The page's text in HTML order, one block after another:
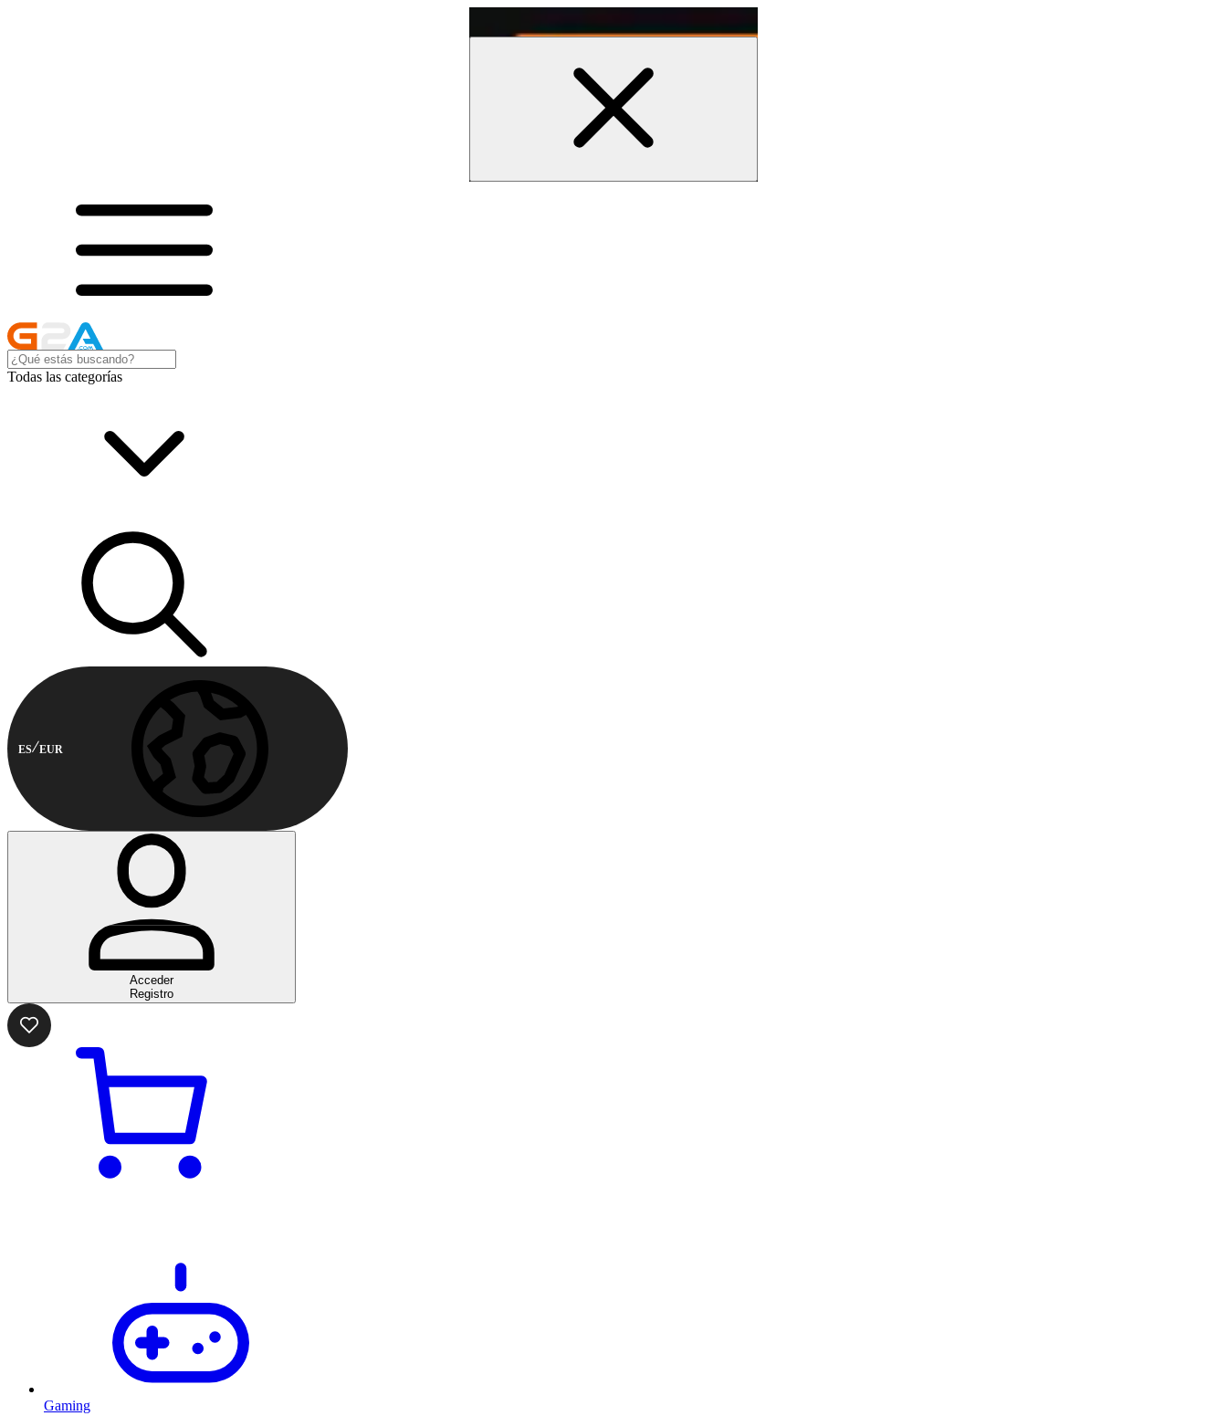
Todas las categorías
ES EUR
Acceder
Registro
Gaming